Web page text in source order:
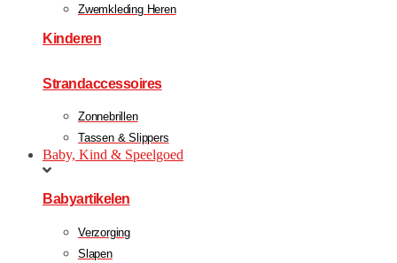
Zwemkleding Heren
Kinderen
Strandaccessoires
Zonnebrillen
Tassen & Slippers
Baby, Kind & Speelgoed
Babyartikelen
Verzorging
Slapen